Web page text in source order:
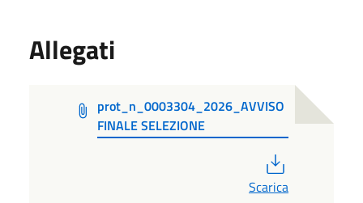
Allegati
prot_n_0003304_2026_AVVISO
FINALE SELEZIONE
Scarica